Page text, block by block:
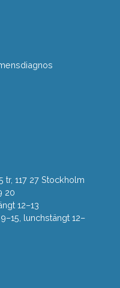
117 27 Stockholm
20
12–13
lunchstängt 12–